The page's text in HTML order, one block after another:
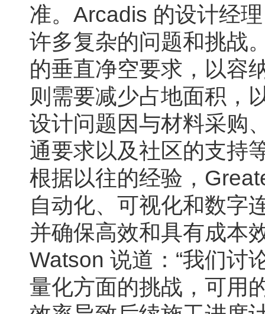
准。Arcadis 的设计经
许多复杂的问题和挑战
的垂直净空要求，以容
则需要减少占地面积，
设计问题因与材料采购
通要求以及社区的支持
根据以往的经验，
自动化、可视化和数字
并确保高效和具有成本
Watson 说道：“我们讨
量化方面的挑战，可用